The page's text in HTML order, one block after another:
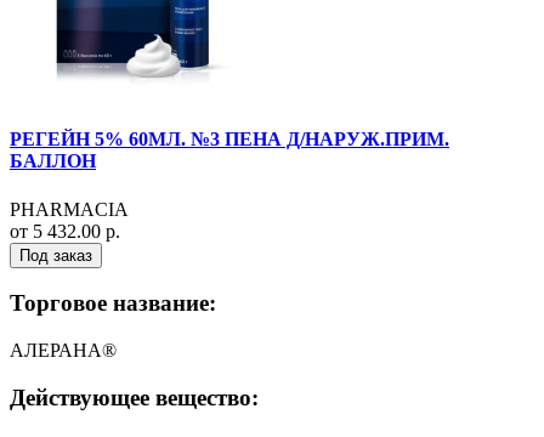
РЕГЕЙН 5% 60МЛ. №3 ПЕНА Д/НАРУЖ.ПРИМ.
БАЛЛОН
PHARMACIA
от 5 432.00 р.
Под заказ
Торговое название:
АЛЕРАНА®
Действующее вещество: